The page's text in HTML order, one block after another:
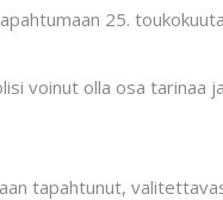
25.
voinut olla osa tarinaa
tapahtunut,